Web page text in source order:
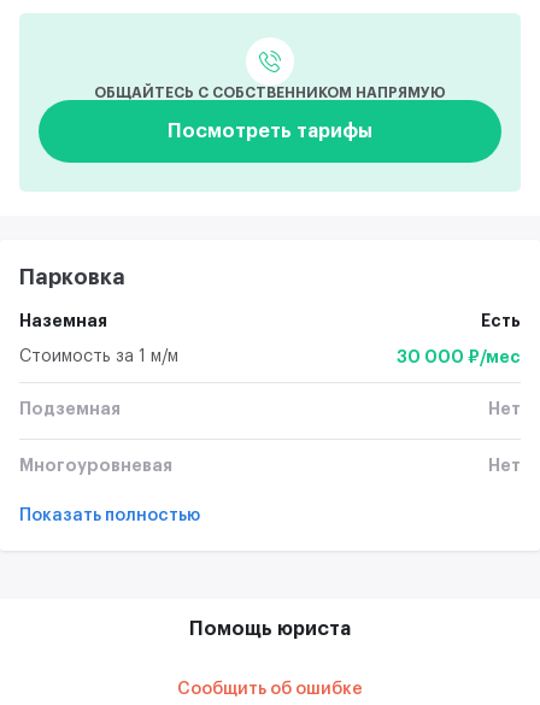
ОБЩАЙТЕСЬ С СОБСТВЕННИКОМ НАПРЯМУЮ
Посмотреть тарифы
Парковка
Наземная Есть
Стоимость за 1 м/м 30 000 ₽/мес
Подземная Нет
Многоуровневая Нет
Показать полностью
Помощь юриста
Сообщить об ошибке